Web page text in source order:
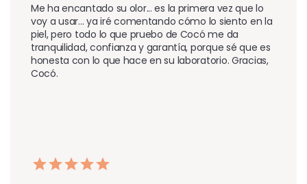
Me ha encantado su olor... es la primera vez que lo
voy a usar... ya iré comentando cómo lo siento en la
piel, pero todo lo que pruebo de Cocó me da
tranquilidad, confianza y garantía, porque sé que es
honesta con lo que hace en su laboratorio. Gracias,
Cocó.